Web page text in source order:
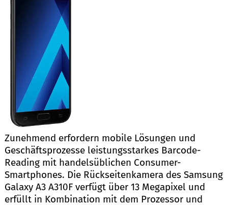
Zunehmend erfordern mobile Lösungen und
Geschäftsprozesse leistungsstarkes Barcode-
Reading mit handelsüblichen Consumer-
Smartphones. Die Rückseitenkamera des Samsung
Galaxy A3 A310F verfügt über 13 Megapixel und
erfüllt in Kombination mit dem Prozessor und